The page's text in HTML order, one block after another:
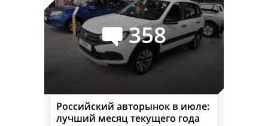
358
Российский авторынок в июле:
лучший месяц текущего года